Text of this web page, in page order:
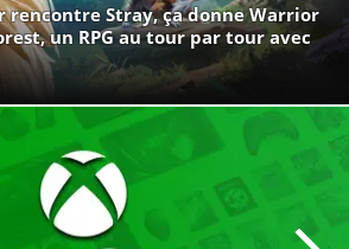
rencontre Stray, ça donne Warrior
un RPG au tour par tour avec